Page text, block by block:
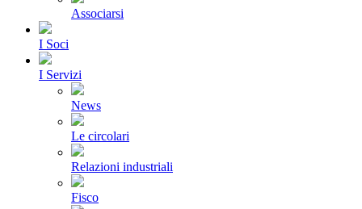
Associarsi
I Soci
I Servizi
News
Le circolari
Relazioni industriali
Fisco